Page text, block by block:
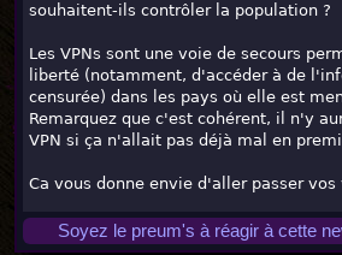
souhaitent-ils contrôler la population ?
Les VPNs sont une voie de secours
liberté (notamment, d'accéder à de
censurée) dans les pays où elle est
Remarquez que c'est cohérent, il n'y
VPN si ça n'allait pas déjà mal en
Ca vous donne envie d'aller passer vos
Soyez le preum's à réagir à cette